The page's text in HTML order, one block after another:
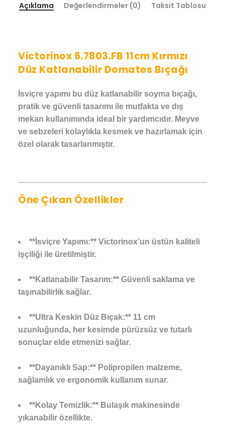
Açıklama Değerlendirmeler (0) Taksit Tablosu
Victorinox 6.7803.FB 11cm Kırmızı
Düz Katlanabilir Domates Bıçağı
İsviçre yapımı bu düz katlanabilir soyma bıçağı,
pratik ve güvenli tasarımı ile mutfakta ve dış
mekan kullanımında ideal bir yardımcıdır. Meyve
ve sebzeleri kolaylıkla kesmek ve hazırlamak için
özel olarak tasarlanmıştır.
Öne Çıkan Özellikler
**İsviçre Yapımı:** Victorinox’un üstün kaliteli
işçiliği ile üretilmiştir.
**Katlanabilir Tasarım:** Güvenli saklama ve
taşınabilirlik sağlar.
**Ultra Keskin Düz Bıçak:** 11 cm
uzunluğunda, her kesimde pürüzsüz ve tutarlı
sonuçlar elde etmenizi sağlar.
**Dayanıklı Sap:** Polipropilen malzeme,
sağlamlık ve ergonomik kullanım sunar.
**Kolay Temizlik:** Bulaşık makinesinde
yıkanabilir özellikte.